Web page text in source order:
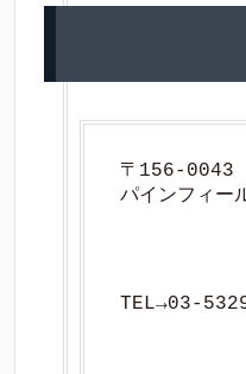
〒156-0043
パインフィー
TEL→03-